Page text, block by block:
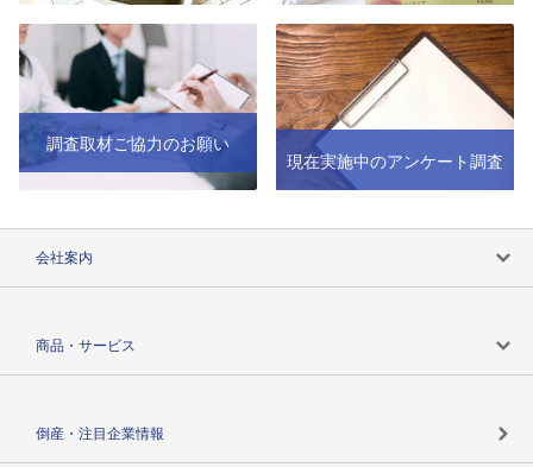
調査取材ご協力のお願い
現在実施中のアンケート調査
会社案内
商品・サービス
倒産・注目企業情報